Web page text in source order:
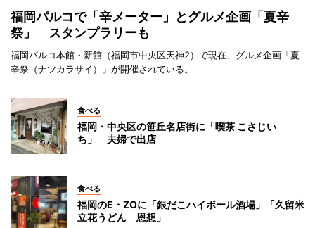
福岡パルコで「辛メーター」とグルメ企画「夏辛
祭」 スタンプラリーも
福岡パルコ本館・新館（福岡市中央区天神2）で現在、グルメ企画「夏
辛祭（ナツカラサイ）」が開催されている。
食べる
福岡・中央区の笹丘名店街に「喫茶 こさじい
ち」 夫婦で出店
食べる
福岡のE・ZOに「銀だこハイボール酒場」「久留米
立花うどん 恩想」